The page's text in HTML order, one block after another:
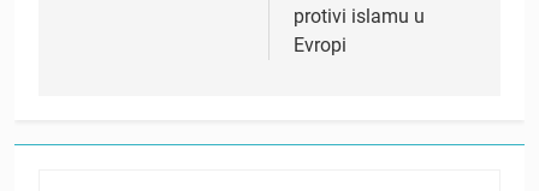
protivi islamu u
Evropi